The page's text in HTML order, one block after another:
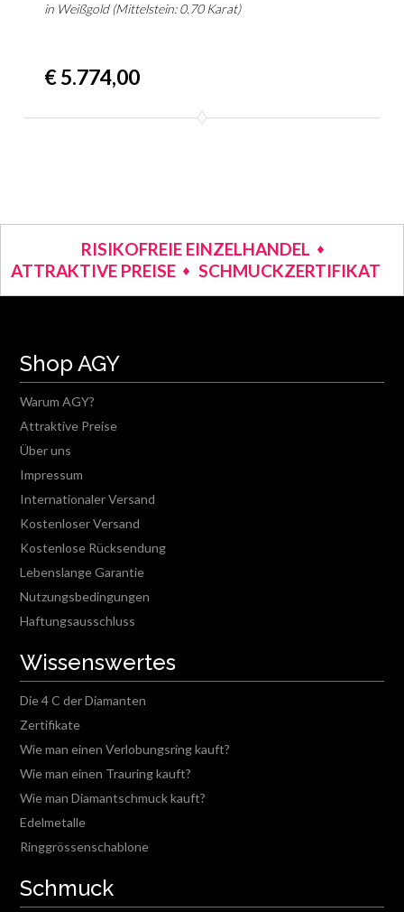
in Weißgold (Mittelstein: 0.70 Karat)
€ 5.774,00
RISIKOFREIE EINZELHANDEL
ATTRAKTIVE PREISE
SCHMUCKZERTIFIKAT
Shop AGY
Warum AGY?
Attraktive Preise
Über uns
Impressum
Internationaler Versand
Kostenloser Versand
Kostenlose Rücksendung
Lebenslange Garantie
Nutzungsbedingungen
Haftungsausschluss
Wissenswertes
Die 4 C der Diamanten
Zertifikate
Wie man einen Verlobungsring kauft?
Wie man einen Trauring kauft?
Wie man Diamantschmuck kauft?
Edelmetalle
Ringgrössenschablone
Schmuck